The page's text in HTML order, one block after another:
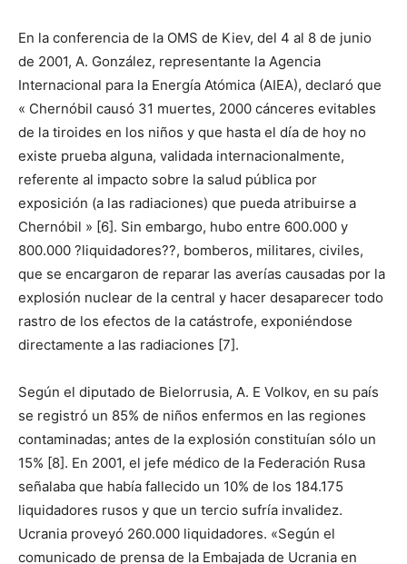
En la conferencia de la OMS de Kiev, del 4 al 8 de junio
de 2001, A. González, representante la Agencia
Internacional para la Energía Atómica (AIEA), declaró que
« Chernóbil causó 31 muertes, 2000 cánceres evitables
de la tiroides en los niños y que hasta el día de hoy no
existe prueba alguna, validada internacionalmente,
referente al impacto sobre la salud pública por
exposición (a las radiaciones) que pueda atribuirse a
Chernóbil » [6]. Sin embargo, hubo entre 600.000 y
800.000 ?liquidadores??, bomberos, militares, civiles,
que se encargaron de reparar las averías causadas por la
explosión nuclear de la central y hacer desaparecer todo
rastro de los efectos de la catástrofe, exponiéndose
directamente a las radiaciones [7].
Según el diputado de Bielorrusia, A. E Volkov, en su país
se registró un 85% de niños enfermos en las regiones
contaminadas; antes de la explosión constituían sólo un
15% [8]. En 2001, el jefe médico de la Federación Rusa
señalaba que había fallecido un 10% de los 184.175
liquidadores rusos y que un tercio sufría invalidez.
Ucrania proveyó 260.000 liquidadores. «Según el
comunicado de prensa de la Embajada de Ucrania en